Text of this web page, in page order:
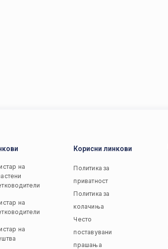
на
на
на
Корисни линкови
Политика за
приватност
Политика за
колачиња
Често
поставувани
прашања